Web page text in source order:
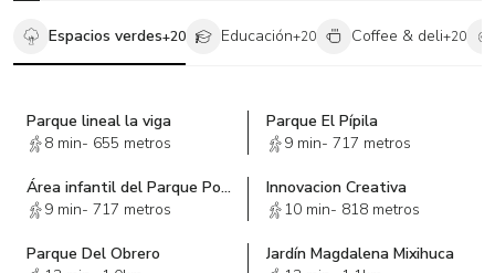
Espacios verdes+20 Educación+20 Coffee & deli+20
Parque lineal la viga
8 min- 655 metros
Parque El Pípila
9 min- 717 metros
Área infantil del Parque Popular
9 min- 717 metros
Innovacion Creativa
10 min- 818 metros
Parque Del Obrero
Jardín Magdalena Mixihuca